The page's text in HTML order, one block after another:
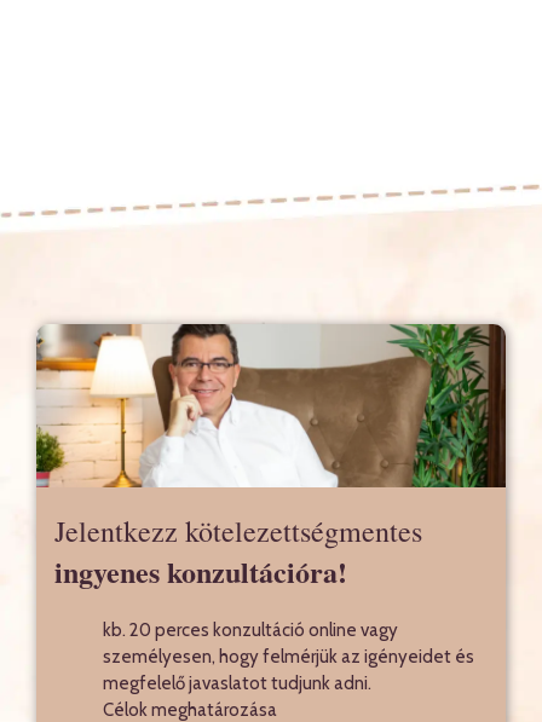
Jelentkezz kötelezettségmentes
ingyenes konzultációra!
kb. 20 perces konzultáció online vagy
személyesen, hogy felmérjük az igényeidet és
megfelelő javaslatot tudjunk adni.
Célok meghatározása